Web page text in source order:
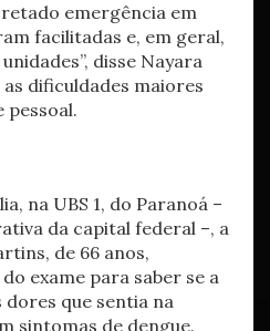
emergência em
facilitadas e, em geral,
disse Nayara
dificuldades maiores
na UBS 1, do Paranoá –
da capital federal –, a
de 66 anos,
exame para saber se a
que sentia na
sintomas de dengue.